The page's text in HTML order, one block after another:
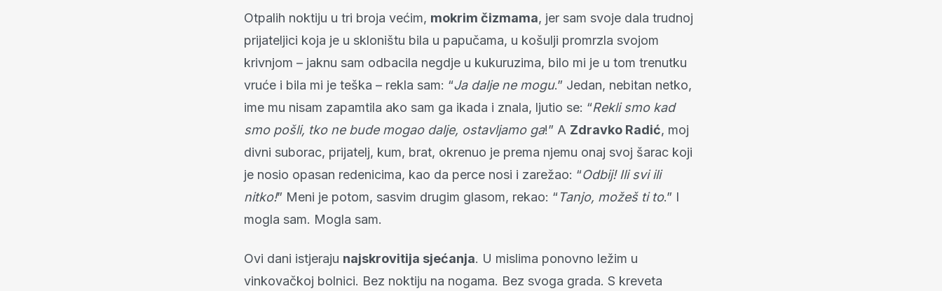
Otpalih noktiju u tri broja većim, mokrim čizmama, jer sam svoje dala trudnoj
prijateljici koja je u skloništu bila u papučama, u košulji promrzla svojom
krivnjom – jaknu sam odbacila negdje u kukuruzima, bilo mi je u tom trenutku
vruće i bila mi je teška – rekla sam: “Ja dalje ne mogu.” Jedan, nebitan netko,
ime mu nisam zapamtila ako sam ga ikada i znala, ljutio se: “Rekli smo kad
smo pošli, tko ne bude mogao dalje, ostavljamo ga!” A Zdravko Radić, moj
divni suborac, prijatelj, kum, brat, okrenuo je prema njemu onaj svoj šarac koji
je nosio opasan redenicima, kao da perce nosi i zarežao: “Odbij! Ili svi ili
nitko!” Meni je potom, sasvim drugim glasom, rekao: “Tanjo, možeš ti to.” I
mogla sam. Mogla sam.
Ovi dani istjeraju najskrovitija sjećanja. U mislima ponovno ležim u
vinkovačkoj bolnici. Bez noktiju na nogama. Bez svoga grada. S kreveta